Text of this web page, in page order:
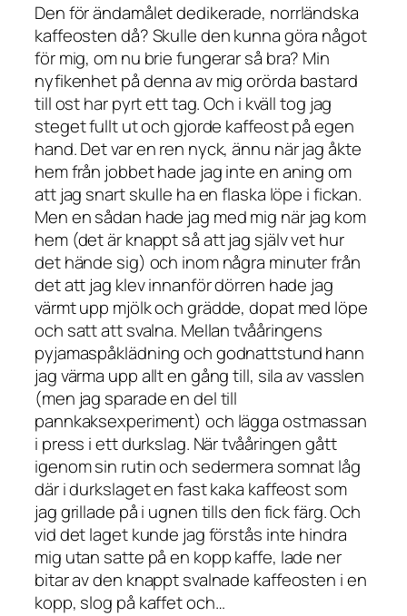
Den för ändamålet dedikerade, norrländska
kaffeosten då? Skulle den kunna göra något
för mig, om nu brie fungerar så bra? Min
nyfikenhet på denna av mig orörda bastard
till ost har pyrt ett tag. Och i kväll tog jag
steget fullt ut och gjorde kaffeost på egen
hand. Det var en ren nyck, ännu när jag åkte
hem från jobbet hade jag inte en aning om
att jag snart skulle ha en flaska löpe i fickan.
Men en sådan hade jag med mig när jag kom
hem (det är knappt så att jag själv vet hur
det hände sig) och inom några minuter från
det att jag klev innanför dörren hade jag
värmt upp mjölk och grädde, dopat med löpe
och satt att svalna. Mellan tvååringens
pyjamaspåklädning och godnattstund hann
jag värma upp allt en gång till, sila av vasslen
(men jag sparade en del till
pannkaksexperiment) och lägga ostmassan
i press i ett durkslag. När tvååringen gått
igenom sin rutin och sedermera somnat låg
där i durkslaget en fast kaka kaffeost som
jag grillade på i ugnen tills den fick färg. Och
vid det laget kunde jag förstås inte hindra
mig utan satte på en kopp kaffe, lade ner
bitar av den knappt svalnade kaffeosten i en
kopp, slog på kaffet och…